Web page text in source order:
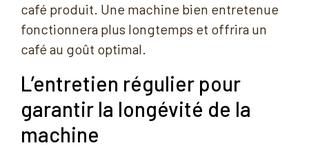
café produit. Une machine bien entretenue
fonctionnera plus longtemps et offrira un
café au goût optimal.
L’entretien régulier pour
garantir la longévité de la
machine